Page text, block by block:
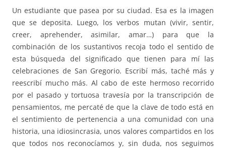
Un estudiante que pasea por su ciudad. Esa es la imagen
que se deposita. Luego, los verbos mutan (vivir, sentir,
creer, aprehender, asimilar, amar…) para que la
combinación de los sustantivos recoja todo el sentido de
esta búsqueda del significado que tienen para mí las
celebraciones de San Gregorio. Escribí más, taché más y
reescribí mucho más. Al cabo de este hermoso recorrido
por el pasado y tortuosa travesía por la transcripción de
pensamientos, me percaté de que la clave de todo está en
el sentimiento de pertenencia a una comunidad con una
historia, una idiosincrasia, unos valores compartidos en los
que todos nos reconocíamos y, sin duda, nos seguimos